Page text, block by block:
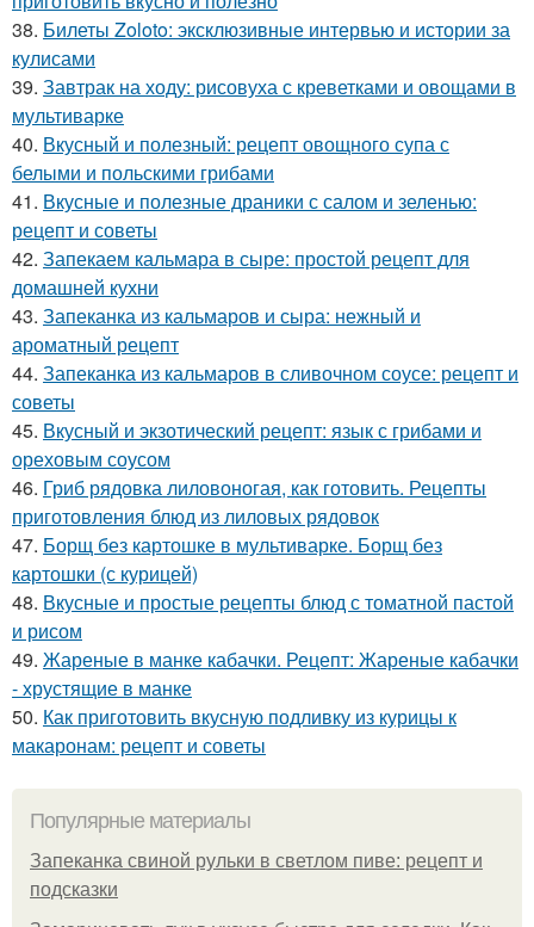
38. Билеты Zoloto: эксклюзивные интервью и истории за
кулисами
39. Завтрак на ходу: рисовуха с креветками и овощами в
мультиварке
40. Вкусный и полезный: рецепт овощного супа с
белыми и польскими грибами
41. Вкусные и полезные драники с салом и зеленью:
рецепт и советы
42. Запекаем кальмара в сыре: простой рецепт для
домашней кухни
43. Запеканка из кальмаров и сыра: нежный и
ароматный рецепт
44. Запеканка из кальмаров в сливочном соусе: рецепт и
советы
45. Вкусный и экзотический рецепт: язык с грибами и
ореховым соусом
46. Гриб рядовка лиловоногая, как готовить. Рецепты
приготовления блюд из лиловых рядовок
47. Борщ без картошке в мультиварке. Борщ без
картошки (с курицей)
48. Вкусные и простые рецепты блюд с томатной пастой
и рисом
49. Жареные в манке кабачки. Рецепт: Жареные кабачки
- хрустящие в манке
50. Как приготовить вкусную подливку из курицы к
макаронам: рецепт и советы
Популярные материалы
Запеканка свиной рульки в светлом пиве: рецепт и
подсказки